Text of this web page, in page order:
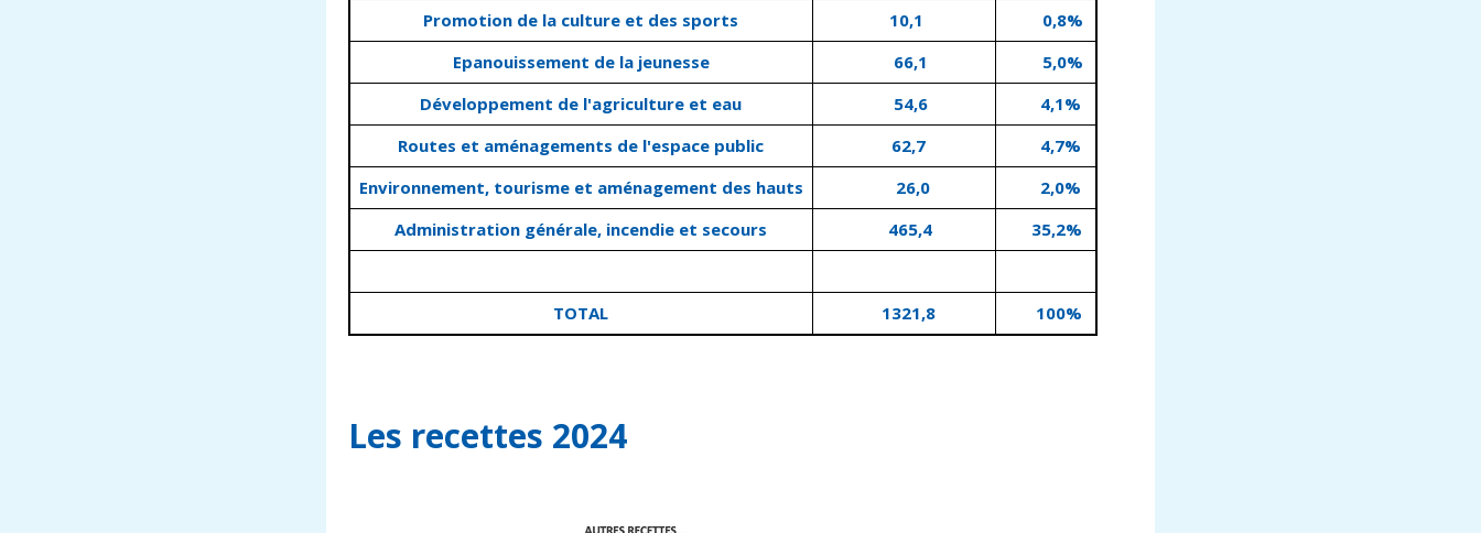
Promotion de la culture et des sports
10,1
0,8%
Epanouissement de la jeunesse
66,1
5,0%
Développement de l'agriculture et eau
54,6
4,1%
Routes et aménagements de l'espace public
62,7
4,7%
Environnement, tourisme et aménagement des hauts
26,0
2,0%
Administration générale, incendie et secours
465,4 35,2%
TOTAL 1321,8 100%
Les recettes 2024